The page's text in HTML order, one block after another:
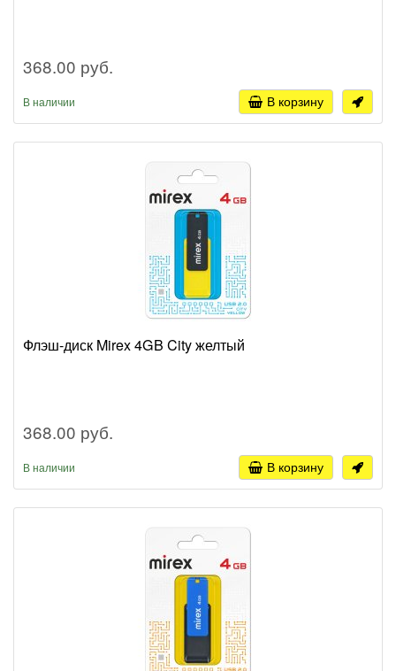
368.00 руб.
В наличии В корзину
Флэш-диск Mirex 4GB City желтый
368.00 руб.
В наличии В корзину